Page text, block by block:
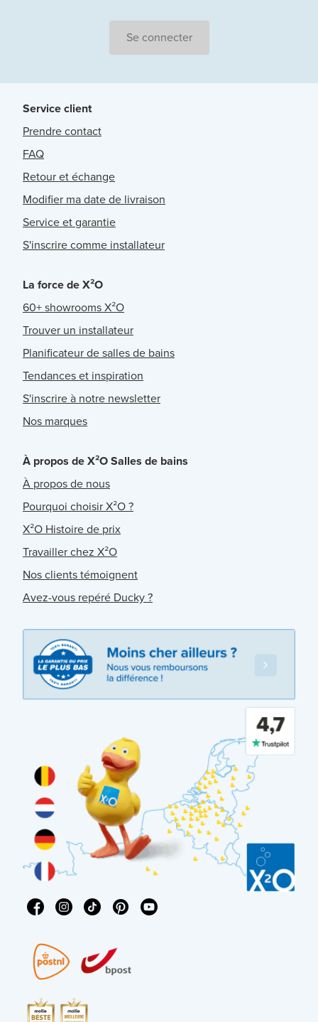
Se connecter
Service client
Prendre contact
FAQ
Retour et échange
Modifier ma date de livraison
Service et garantie
S'inscrire comme installateur
La force de X²O
60+ showrooms X²O
Trouver un installateur
Planificateur de salles de bains
Tendances et inspiration
S'inscrire à notre newsletter
Nos marques
À propos de X²O Salles de bains
À propos de nous
Pourquoi choisir X²O ?
X²O Histoire de prix
Travailler chez X²O
Nos clients témoignent
Avez-vous repéré Ducky ?